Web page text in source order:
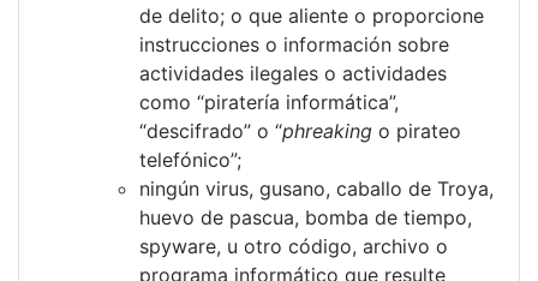
de delito; o que aliente o proporcione
instrucciones o información sobre
actividades ilegales o actividades
como “piratería informática”,
“descifrado” o “phreaking o pirateo
telefónico”;
ningún virus, gusano, caballo de Troya,
huevo de pascua, bomba de tiempo,
spyware, u otro código, archivo o
programa informático que resulte